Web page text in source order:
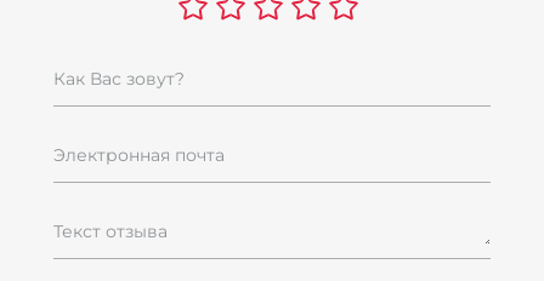
Как Вас зовут?
Электронная почта
Текст отзыва